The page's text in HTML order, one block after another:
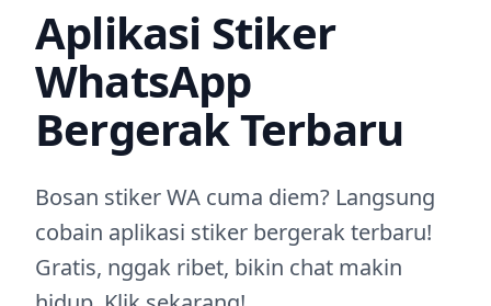
Aplikasi Stiker
WhatsApp
Bergerak Terbaru
Bosan stiker WA cuma diem? Langsung
cobain aplikasi stiker bergerak terbaru!
Gratis, nggak ribet, bikin chat makin